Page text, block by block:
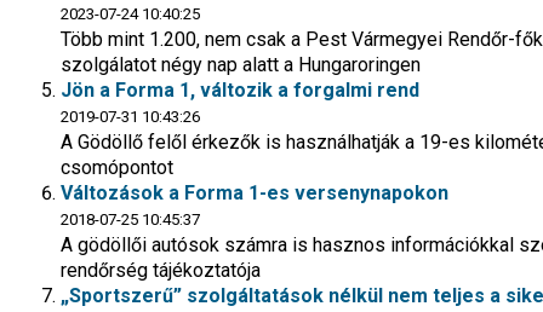
2023-07-24 10:40:25
Több mint 1.200, nem csak a Pest Vármegyei Rendőr-
szolgálatot négy nap alatt a Hungaroringen
Jön a Forma 1, változik a forgalmi rend
2019-07-31 10:43:26
A Gödöllő felől érkezők is használhatják a 19-es
csomópontot
Változások a Forma 1-es versenynapokon
2018-07-25 10:45:37
A gödöllői autósok számra is hasznos információkkal
rendőrség tájékoztatója
„Sportszerű” szolgáltatások nélkül nem teljes a